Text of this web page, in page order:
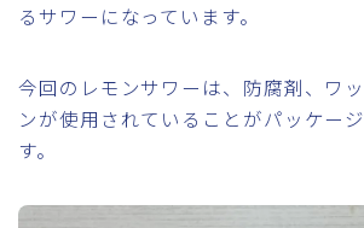
るサワーになっています。
今回のレモンサワーは、防腐剤、ワ
ンが使用されていることがパッケー
す。